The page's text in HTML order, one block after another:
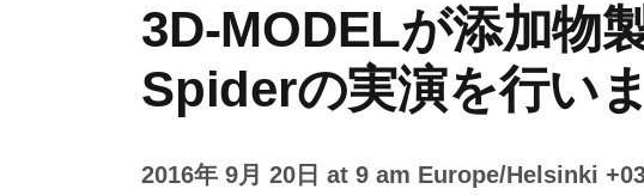
3D-MODELが添加物
Spiderの実演を行い
2016年 9月 20日 at 9 am Europe/Helsinki